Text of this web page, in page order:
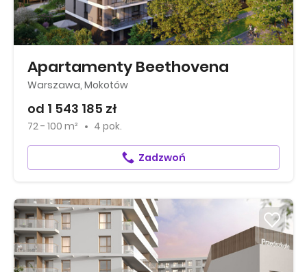
Apartamenty Beethovena
Warszawa, Mokotów
od 1 543 185 zł
72 - 100 m² 4 pok.
Zadzwoń